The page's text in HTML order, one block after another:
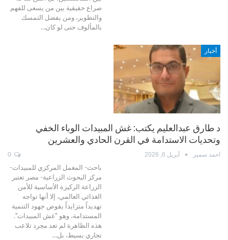
صراع حقيقية بين من يسعى للفهم
والتطوير، ومن يفضل التمسك
بالمألوف حتى لو كان…
أخبار
د طارق عبدالعليم يكتب: غش المبيدات الوباء الخفي
وتحديات الاستدامة في القرن الحادي والعشرين
احمد سمير أبريل 6, 2026
باحث- المغمل المركزي للمبيدات-
مركز البحوث الزراعية- مصر تعتبر
الزراعة الركيزة الأساسية للأمن
الغذائي العالمي، إلا أنها تواجه
تهديداً متزايداً يقوض جهود التنمية
المستدامة، وهو "غش المبيدات".
هذه الظاهرة لم تعد مجرد تلاعب
تجاري بسيط، بل…